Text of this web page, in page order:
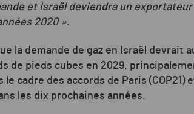
et Israël deviendra un exportateur
2020».
la demande de gaz en Israël devrait
de pieds cubes en 2029,
cadre des accords de Paris (COP21)
les dix prochaines années.